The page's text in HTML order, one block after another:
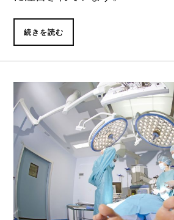
続きを読む